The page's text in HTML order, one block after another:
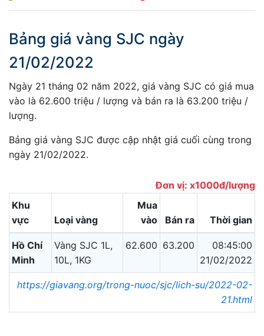
Bảng giá vàng SJC ngày
21/02/2022
Ngày 21 tháng 02 năm 2022, giá vàng SJC có giá mua
vào là 62.600 triệu / lượng và bán ra là 63.200 triệu /
lượng.
Bảng giá vàng SJC được cập nhật giá cuối cùng trong
ngày 21/02/2022.
Đơn vị: x1000đ/lượng
Khu
vực
Loại vàng
Mua
vào
Bán ra Thời gian
Hồ Chí
Minh
Vàng SJC 1L,
10L, 1KG
62.600 63.200
08:45:00
21/02/2022
https://giavang.org/trong-nuoc/sjc/lich-su/2022-02-
21.html